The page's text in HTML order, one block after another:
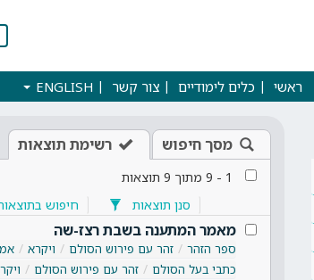
ראשי כלים לימודיים צור קשר ENGLISH
מסך חיפוש רשימת תוצאות
1
-
9 מתוך 9 תוצאות
סנן תוצאות
חיפוש
מאמר המתענה בשבת רצז-שה
ספר הזהר זהר עם פירוש הסולם ויקרא
כתבי בעל הסולם
זהר עם פירוש הסולם